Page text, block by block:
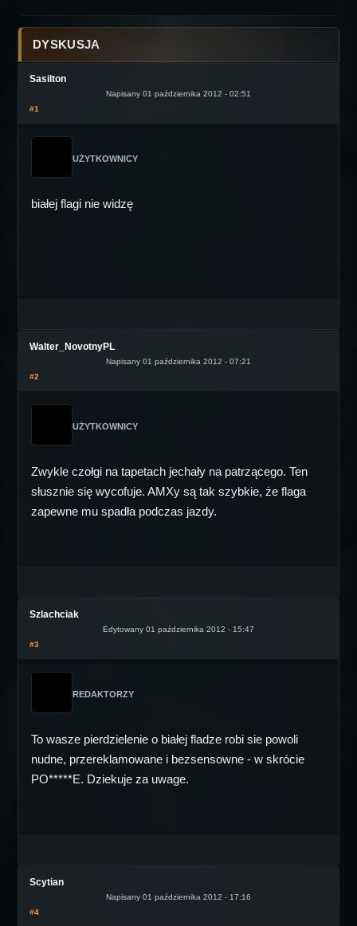
DYSKUSJA
Sasilton
Napisany 01 października 2012 - 02:51
#1
UŻYTKOWNICY
białej flagi nie widzę
Walter_NovotnyPL
Napisany 01 października 2012 - 07:21
#2
UŻYTKOWNICY
Zwykle czołgi na tapetach jechały na patrzącego. Ten
słusznie się wycofuje. AMXy są tak szybkie, że flaga
zapewne mu spadła podczas jazdy.
Szlachciak
Edytowany 01 października 2012 - 15:47
#3
REDAKTORZY
To wasze pierdzielenie o białej fladze robi sie powoli
nudne, przereklamowane i bezsensowne - w skrócie
PO*****E. Dziekuje za uwage.
Scytian
Napisany 01 października 2012 - 17:16
#4